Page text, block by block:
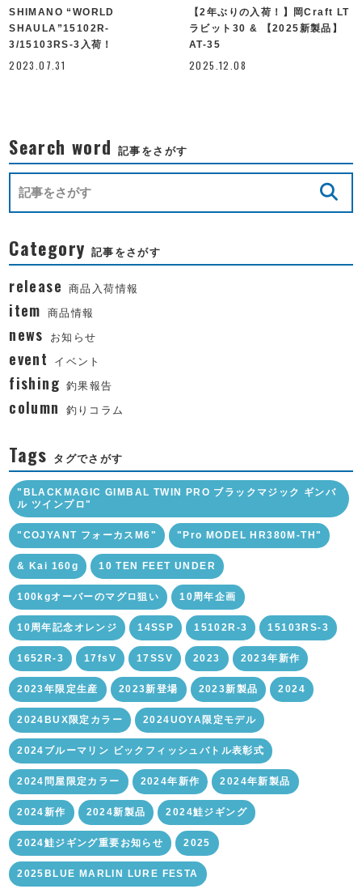
SHIMANO “WORLD
SHAULA”15102R-
3/15103RS-3入荷！
2023.07.31
【2年ぶりの入荷！】岡Craft LT
ラビット30 & 【2025新製品】
AT-35
2025.12.08
Search word 記事をさがす
Category 記事をさがす
release 商品入荷情報
item 商品情報
news お知らせ
event イベント
fishing 釣果報告
column 釣りコラム
Tags タグでさがす
"BLACKMAGIC GIMBAL TWIN PRO ブラックマジック ギンバ
ル ツインプロ"
"COJYANT フォーカスM6" "Pro MODEL HR380M-TH"
& Kai 160g 10 TEN FEET UNDER
100kgオーバーのマグロ狙い 10周年企画
10周年記念オレンジ 14SSP 15102R-3 15103RS-3
1652R-3 17fsV 17SSV 2023 2023年新作
2023年限定生産 2023新登場 2023新製品 2024
2024BUX限定カラー 2024UOYA限定モデル
2024ブルーマリン ビックフィッシュバトル表彰式
2024問屋限定カラー 2024年新作 2024年新製品
2024新作 2024新製品 2024鮭ジギング
2024鮭ジギング重要お知らせ 2025
2025BLUE MARLIN LURE FESTA